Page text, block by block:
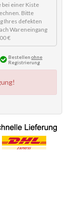
bei einer Kiste
Bitte
Ihres defekten
Wareneingang
€
Bestellen ohne
Registrierung